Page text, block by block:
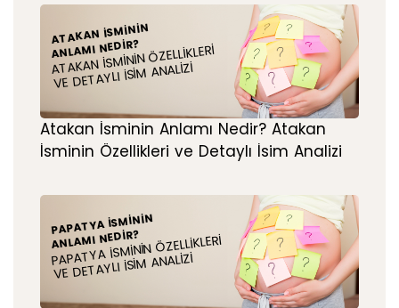
ATAKAN İSMININ
ANLAMI NEDIR?
ATAKAN İSMININ ÖZELLIKLERI
VE DETAYLI İSIM ANALIZI
Atakan İsminin Anlamı Nedir? Atakan
İsminin Özellikleri ve Detaylı İsim Analizi
PAPATYA İSMININ
ANLAMI NEDIR?
PAPATYA İSMININ ÖZELLIKLERI
VE DETAYLI İSIM ANALIZI